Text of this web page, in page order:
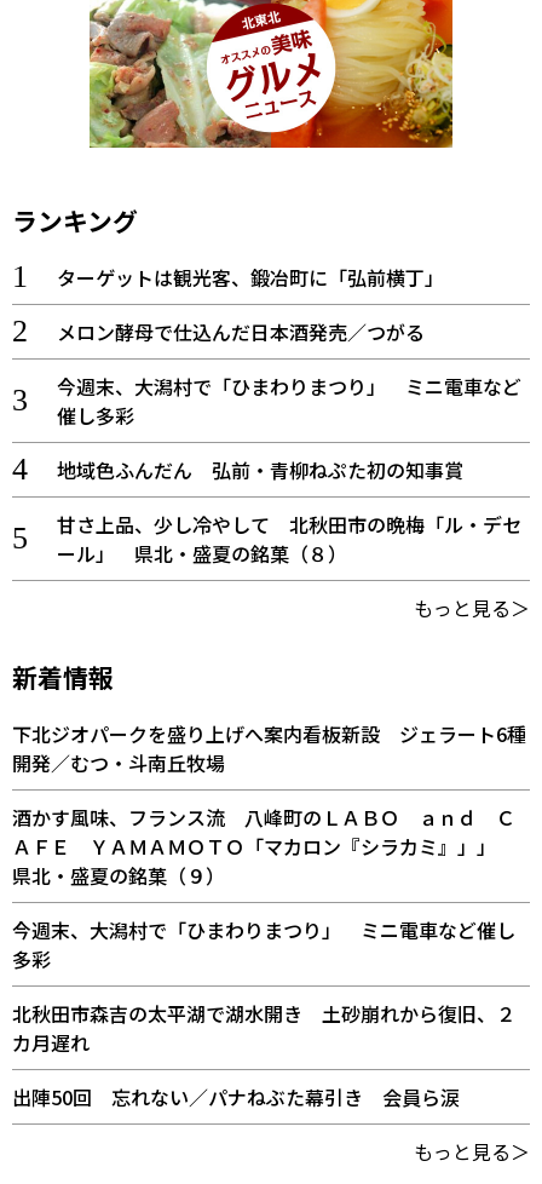
ランキング
ターゲットは観光客、鍛冶町に「弘前横丁」
メロン酵母で仕込んだ日本酒発売／つがる
今週末、大潟村で「ひまわりまつり」 ミニ電車など
催し多彩
地域色ふんだん 弘前・青柳ねぷた初の知事賞
甘さ上品、少し冷やして 北秋田市の晩梅「ル・デセ
ール」 県北・盛夏の銘菓（８）
もっと見る＞
新着情報
下北ジオパークを盛り上げへ案内看板新設 ジェラート6種
開発／むつ・斗南丘牧場
酒かす風味、フランス流 八峰町のＬＡＢＯ ａｎｄ Ｃ
ＡＦＥ ＹＡＭＡＭＯＴＯ「マカロン『シラカミ』」」
県北・盛夏の銘菓（９）
今週末、大潟村で「ひまわりまつり」 ミニ電車など催し
多彩
北秋田市森吉の太平湖で湖水開き 土砂崩れから復旧、２
カ月遅れ
出陣50回 忘れない／パナねぶた幕引き 会員ら涙
もっと見る＞